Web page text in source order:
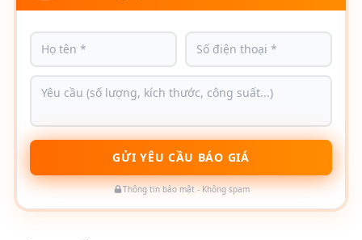
GỬI YÊU CẦU BÁO GIÁ
Thông tin bảo mật - Không spam